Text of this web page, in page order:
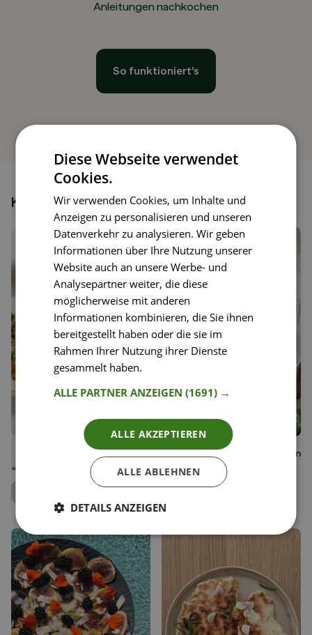
Anleitungen nachkochen
So funktioniert’s
Könnte dir auch gefallen
Speichern
Quinoa-Risotto mit
gemischten Pilzen
Anna Mahlodji
32
Liken
Speichern
Lachsfilet auf Zuckerschoten
und schwarzem Reis
Vanessa Amenta
Diese Webseite verwendet
Cookies.
Wir verwenden Cookies, um Inhalte und
Anzeigen zu personalisieren und unseren
Datenverkehr zu analysieren. Wir geben
Informationen über Ihre Nutzung unserer
Website auch an unsere Werbe- und
Analysepartner weiter, die diese
möglicherweise mit anderen
Informationen kombinieren, die Sie ihnen
bereitgestellt haben oder die sie im
Rahmen Ihrer Nutzung ihrer Dienste
gesammelt haben.
ALLE PARTNER ANZEIGEN(1691) →
ALLE AKZEPTIEREN
ALLE ABLEHNEN
DETAILS ANZEIGEN